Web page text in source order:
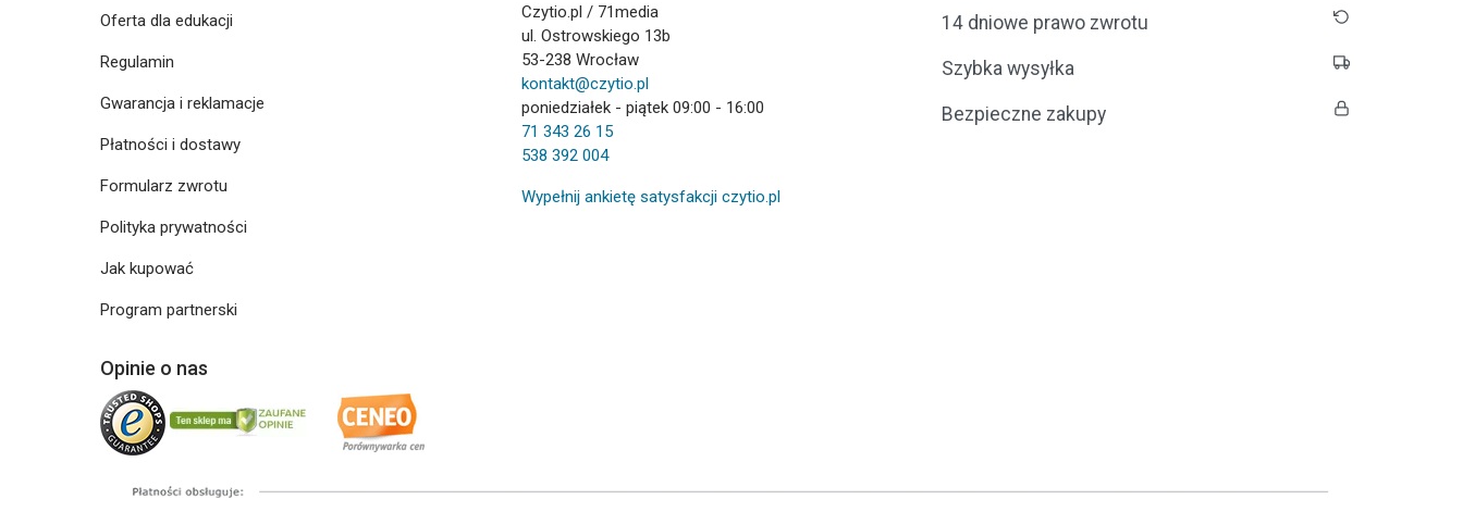
Oferta dla edukacji
Regulamin
Gwarancja i reklamacje
Płatności i dostawy
Formularz zwrotu
Polityka prywatności
Jak kupować
Program partnerski
Czytio.pl / 71media
ul. Ostrowskiego 13b
53-238 Wrocław
kontakt@czytio.pl
poniedziałek - piątek 09:00 - 16:00
71 343 26 15
538 392 004
Wypełnij ankietę satysfakcji czytio.pl
14 dniowe prawo zwrotu
Szybka wysyłka
Bezpieczne zakupy
Opinie o nas